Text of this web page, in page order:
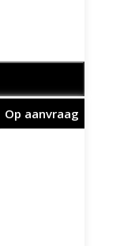
Op aanvraag